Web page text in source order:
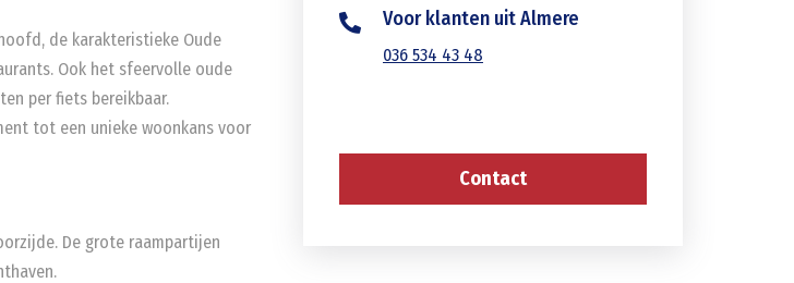
de karakteristieke Oude
Ook het sfeervolle oude
per fiets bereikbaar.
tot een unieke woonkans voor
De grote raampartijen
Voor klanten uit Almere
036 534 43 48
Contact